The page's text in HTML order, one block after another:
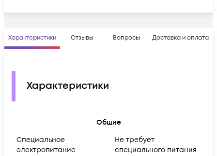
Характеристики Отзывы Вопросы Доставка и оплата
Характеристики
Общие
Cпециальное
электропитание
Не требует
специального питания